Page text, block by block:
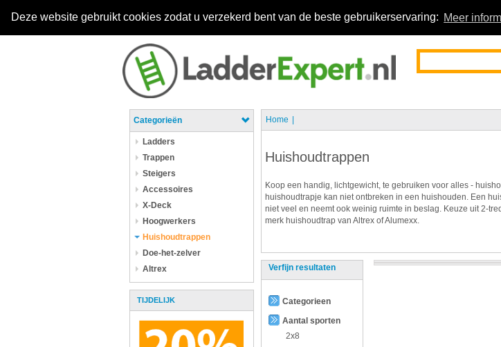
Deze website gebruikt cookies zodat u verzekerd bent van de beste gebruikerservaring: Meer
Categorieën
Ladders
Trappen
Steigers
Accessoires
X-Deck
Hoogwerkers
Huishoudtrappen
Doe-het-zelver
Altrex
TIJDELIJK
Home
Huishoudtrappen
Koop een handig, lichtgewicht, te gebruiken voor alles -
huishoudtrapje kan niet ontbreken in een huishouden. Een
niet veel en neemt ook weinig ruimte in beslag. Keuze uit 2-
merk huishoudtrap van Altrex of Alumexx.
Verfijn resultaten
Categorieen
Aantal sporten
2x8